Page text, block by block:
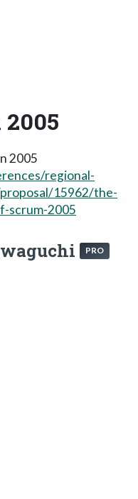
2005
regional-
15962/the-
scrum-2005
PRO